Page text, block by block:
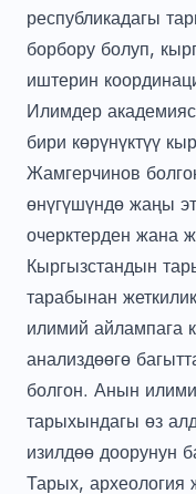
республикадагы
борбору болуп,
иштерин
Илимдер
бири көрүнүктүү
Жамгерчинов
өнүгүшүндө жаңы
очерктерден жана
Кыргызстандын
тарабынан
илимий айлампага
анализдөөгө
болгон. Анын
тарыхындагы өз
изилдөө доорунун
Тарых, археология